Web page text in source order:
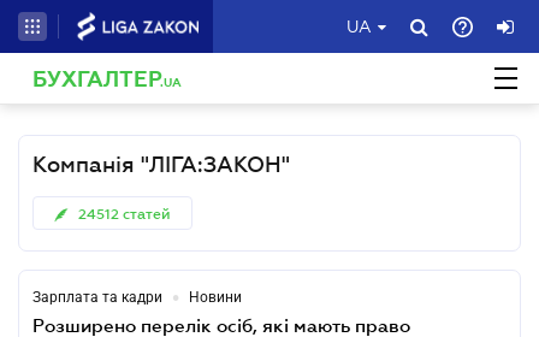
UA
БУХГАЛТЕР.UA
Компанія "ЛІГА:ЗАКОН"
24512 статей
Зарплата та кадри • Новини
Розширено перелік осіб, які мають право